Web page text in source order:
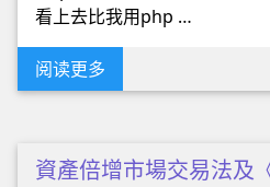
看上去比我用php …
阅读更多
資產倍增市場交易法及